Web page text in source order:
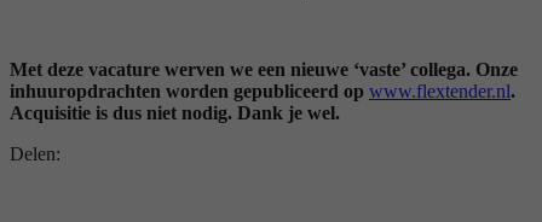
Met deze vacature werven we een nieuwe ‘vaste’ collega. Onze
inhuuropdrachten worden gepubliceerd op www.flextender.nl.
Acquisitie is dus niet nodig. Dank je wel.
Delen: